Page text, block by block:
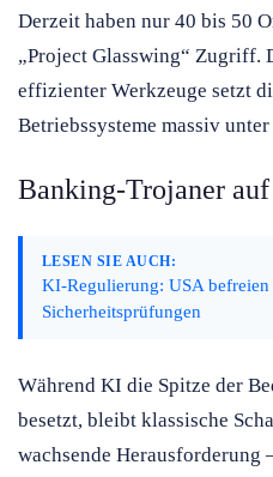
Derzeit haben nur 40 bis 50
„Project Glasswing“ Zugriff.
effizienter Werkzeuge setzt
Betriebssysteme massiv
Banking-Trojaner
LESEN SIE AUCH:
KI-Regulierung: USA
Sicherheitsprüfungen
Während KI die Spitze der
besetzt, bleibt klassische
wachsende Herausforderung